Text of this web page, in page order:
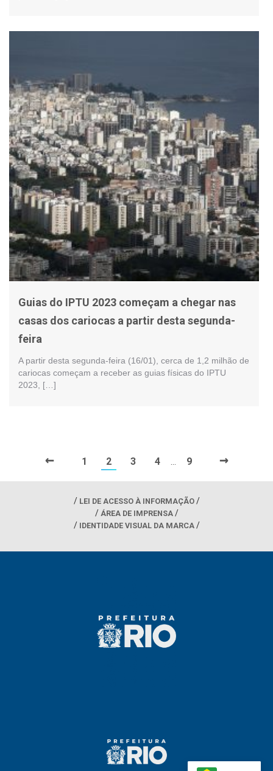
Guias do IPTU 2023 começam a chegar nas
casas dos cariocas a partir desta segunda-
feira
A partir desta segunda-feira (16/01), cerca de 1,2 milhão de
cariocas começam a receber as guias físicas do IPTU
2023, […]
← 1 2 3 4 9 →
LEI DE ACESSO À INFORMAÇÃO
ÁREA DE IMPRENSA
IDENTIDADE VISUAL DA MARCA